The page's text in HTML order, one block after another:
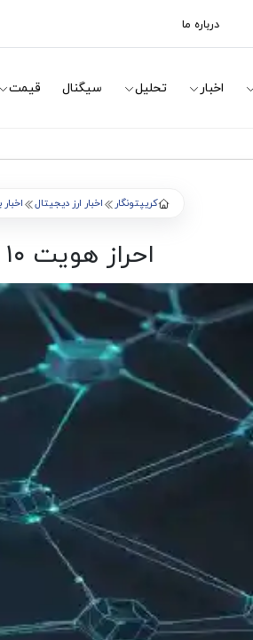
درباره ما
اخبار تحلیل سیگنال قیمت
کریپتونگار اخبار ارز دیجیتال
احراز هویت ۱۰ میلیون کاربر در شبکه Pi